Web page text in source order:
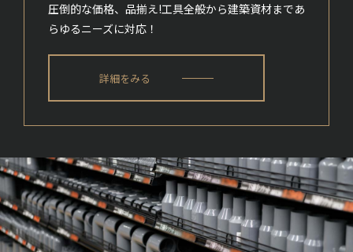
圧倒的な価格、品揃え!工具全般から建築資材まであ
らゆるニーズに対応！
詳細をみる